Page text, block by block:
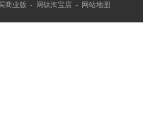
商业版 - 网钛淘宝店 - 网站地图